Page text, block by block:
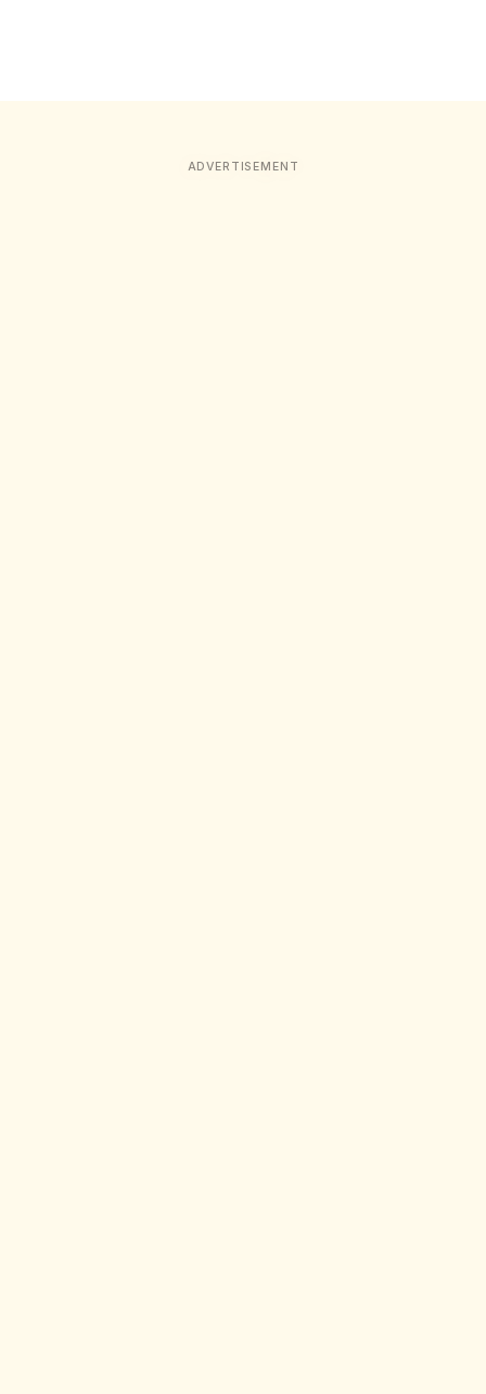
ADVERTISEMENT